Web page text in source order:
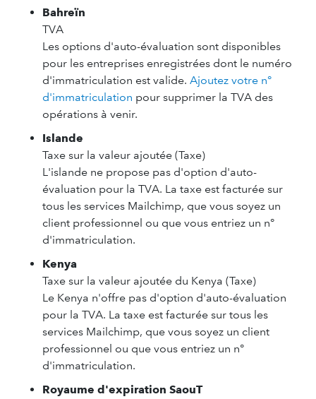
Bahreïn
TVA
Les options d'auto-évaluation sont disponibles
pour les entreprises enregistrées dont le numéro
d'immatriculation est valide. Ajoutez votre n°
d'immatriculation pour supprimer la TVA des
opérations à venir.
Islande
Taxe sur la valeur ajoutée (Taxe)
L'islande ne propose pas d'option d'auto-
évaluation pour la TVA. La taxe est facturée sur
tous les services Mailchimp, que vous soyez un
client professionnel ou que vous entriez un n°
d'immatriculation.
Kenya
Taxe sur la valeur ajoutée du Kenya (Taxe)
Le Kenya n'offre pas d'option d'auto-évaluation
pour la TVA. La taxe est facturée sur tous les
services Mailchimp, que vous soyez un client
professionnel ou que vous entriez un n°
d'immatriculation.
Royaume d'expiration SaouT